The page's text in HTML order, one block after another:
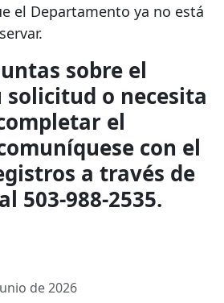
el Departamento ya no está
sobre el
solicitud o necesita
el
con el
a través de
503-988-2535.
de 2026